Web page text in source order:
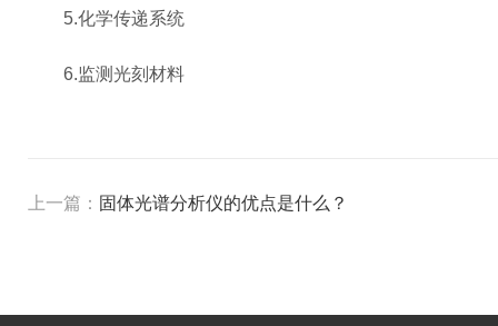
5.化学传递系统
6.监测光刻材料
上一篇： 固体光谱分析仪的优点是什么？